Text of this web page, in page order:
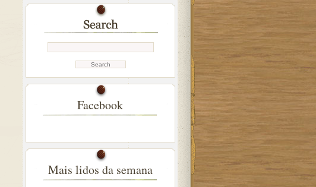
Facebook
Mais lidos da semana